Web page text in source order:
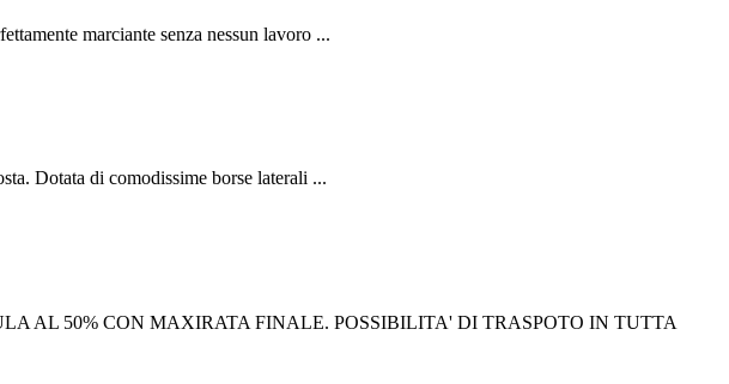
marciante senza nessun lavoro ...
Dotata di comodissime borse laterali ...
AL 50% CON MAXIRATA FINALE. POSSIBILITA' DI TRASPOTO IN TUTTA